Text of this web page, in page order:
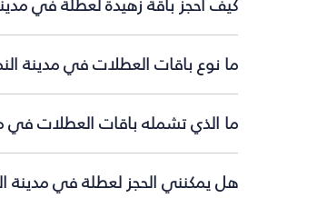
كيف أحجز باقة زهيدة لعطلة في
ما نوع باقات العطلات في مدينة
ما الذي تشمله باقات العطلات في
هل يمكنني الحجز لعطلة في مدينة